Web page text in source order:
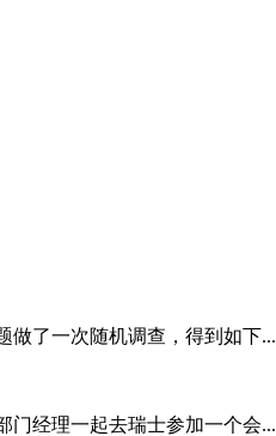
做了一次随机调查，得到如下...
门经理一起去瑞士参加一个会...